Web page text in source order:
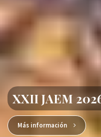
XXII JAEM
Más información